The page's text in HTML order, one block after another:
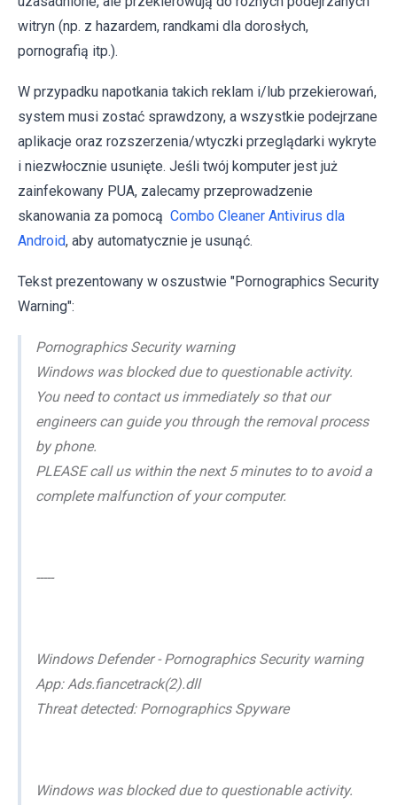
witryn (np. z hazardem, randkami dla dorosłych,
pornografią itp.).
W przypadku napotkania takich reklam i/lub przekierowań,
system musi zostać sprawdzony, a wszystkie podejrzane
aplikacje oraz rozszerzenia/wtyczki przeglądarki wykryte
i niezwłocznie usunięte. Jeśli twój komputer jest już
zainfekowany PUA, zalecamy przeprowadzenie
skanowania za pomocą Combo Cleaner Antivirus dla
Android, aby automatycznie je usunąć.
Tekst prezentowany w oszustwie "Pornographics Security
Warning":
Pornographics Security warning
Windows was blocked due to questionable activity.
You need to contact us immediately so that our
engineers can guide you through the removal process
by phone.
PLEASE call us within the next 5 minutes to to avoid a
complete malfunction of your computer.
-----
Windows Defender - Pornographics Security warning
App: Ads.fiancetrack(2).dll
Threat detected: Pornographics Spyware
Windows was blocked due to questionable activity.